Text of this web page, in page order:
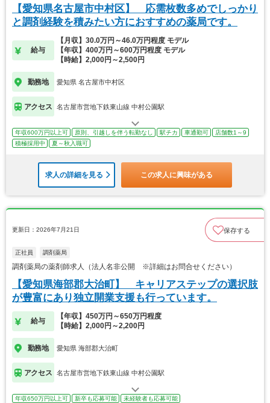
【愛知県名古屋市中村区】 応需枚数多めでしっかり
と調剤経験を積みたい方におすすめの薬局です。
給与
【月収】30.0万円～46.0万円程度 モデル
【年収】400万円～600万円程度 モデル
【時給】2,000円～2,500円
勤務地 愛知県 名古屋市中村区
アクセス 名古屋市営地下鉄東山線 中村公園駅
年収600万円以上可 原則、引越しを伴う転勤なし 駅チカ 車通勤可
店舗数1～9
積極採用中
夏～秋入職可
求人の詳細を見る この求人に興味がある
更新日：2026年7月21日 保存する
正社員 調剤薬局
調剤薬局の薬剤師求人（法人名非公開 ※詳細はお問合せください）
【愛知県海部郡大治町】 キャリアステップの選択肢
が豊富にあり独立開業支援も行っています。
給与
【年収】450万円～650万円程度
【時給】2,000円～2,200円
勤務地 愛知県 海部郡大治町
アクセス 名古屋市営地下鉄東山線 中村公園駅
年収650万円以上可 新卒も応募可能
未経験者も応募可能